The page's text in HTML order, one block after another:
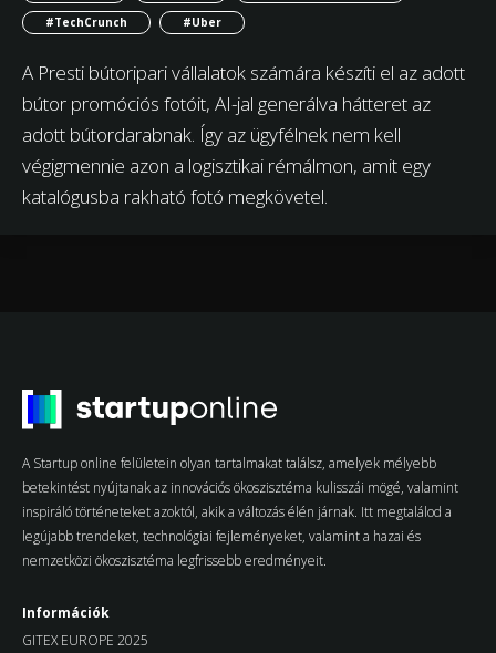
#TechCrunch
#Uber
A Presti bútoripari vállalatok számára készíti el az adott
bútor promóciós fotóit, AI-jal generálva hátteret az
adott bútordarabnak. Így az ügyfélnek nem kell
végigmennie azon a logisztikai rémálmon, amit egy
katalógusba rakható fotó megkövetel.
A Startup online felületein olyan tartalmakat találsz, amelyek mélyebb
betekintést nyújtanak az innovációs ökoszisztéma kulisszái mögé, valamint
inspiráló történeteket azoktól, akik a változás élén járnak. Itt megtalálod a
legújabb trendeket, technológiai fejleményeket, valamint a hazai és
nemzetközi ökoszisztéma legfrissebb eredményeit.
Információk
GITEX EUROPE 2025